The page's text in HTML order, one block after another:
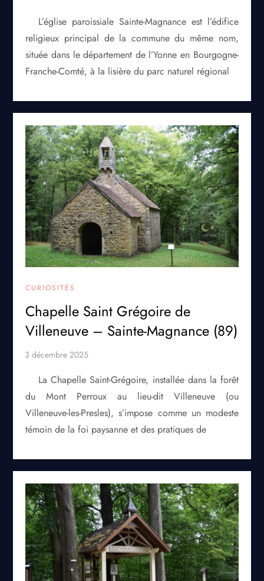
L’église paroissiale Sainte-Magnance est l’édifice
religieux principal de la commune du même nom,
située dans le département de l’Yonne en Bourgogne-
Franche-Comté, à la lisière du parc naturel régional
CURIOSITÉS
Chapelle Saint Grégoire de
Villeneuve – Sainte-Magnance (89)
La Chapelle Saint-Grégoire, installée dans la forêt
du Mont Perroux au lieu-dit Villeneuve (ou
Villeneuve-les-Presles), s’impose comme un modeste
témoin de la foi paysanne et des pratiques de